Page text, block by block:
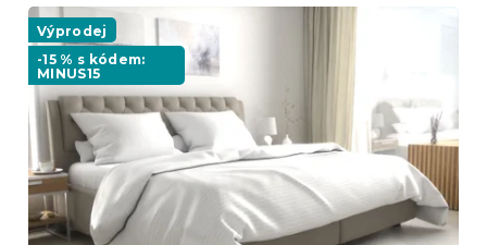
Výprodej
-15 % s kódem:
MINUS15